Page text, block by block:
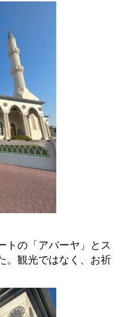
トの「アバーヤ」とス
。観光ではなく、お祈